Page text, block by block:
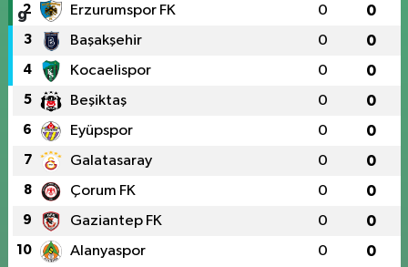
2 Erzurumspor FK 0 0
3 Başakşehir 0 0
4 Kocaelispor 0 0
5 Beşiktaş 0 0
6 Eyüpspor 0 0
7 Galatasaray 0 0
8 Çorum FK 0 0
9 Gaziantep FK 0 0
10 Alanyaspor 0 0